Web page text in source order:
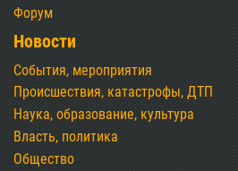
Форум
Новости
События, мероприятия
Происшествия, катастрофы, ДТП
Наука, образование, культура
Власть, политика
Общество